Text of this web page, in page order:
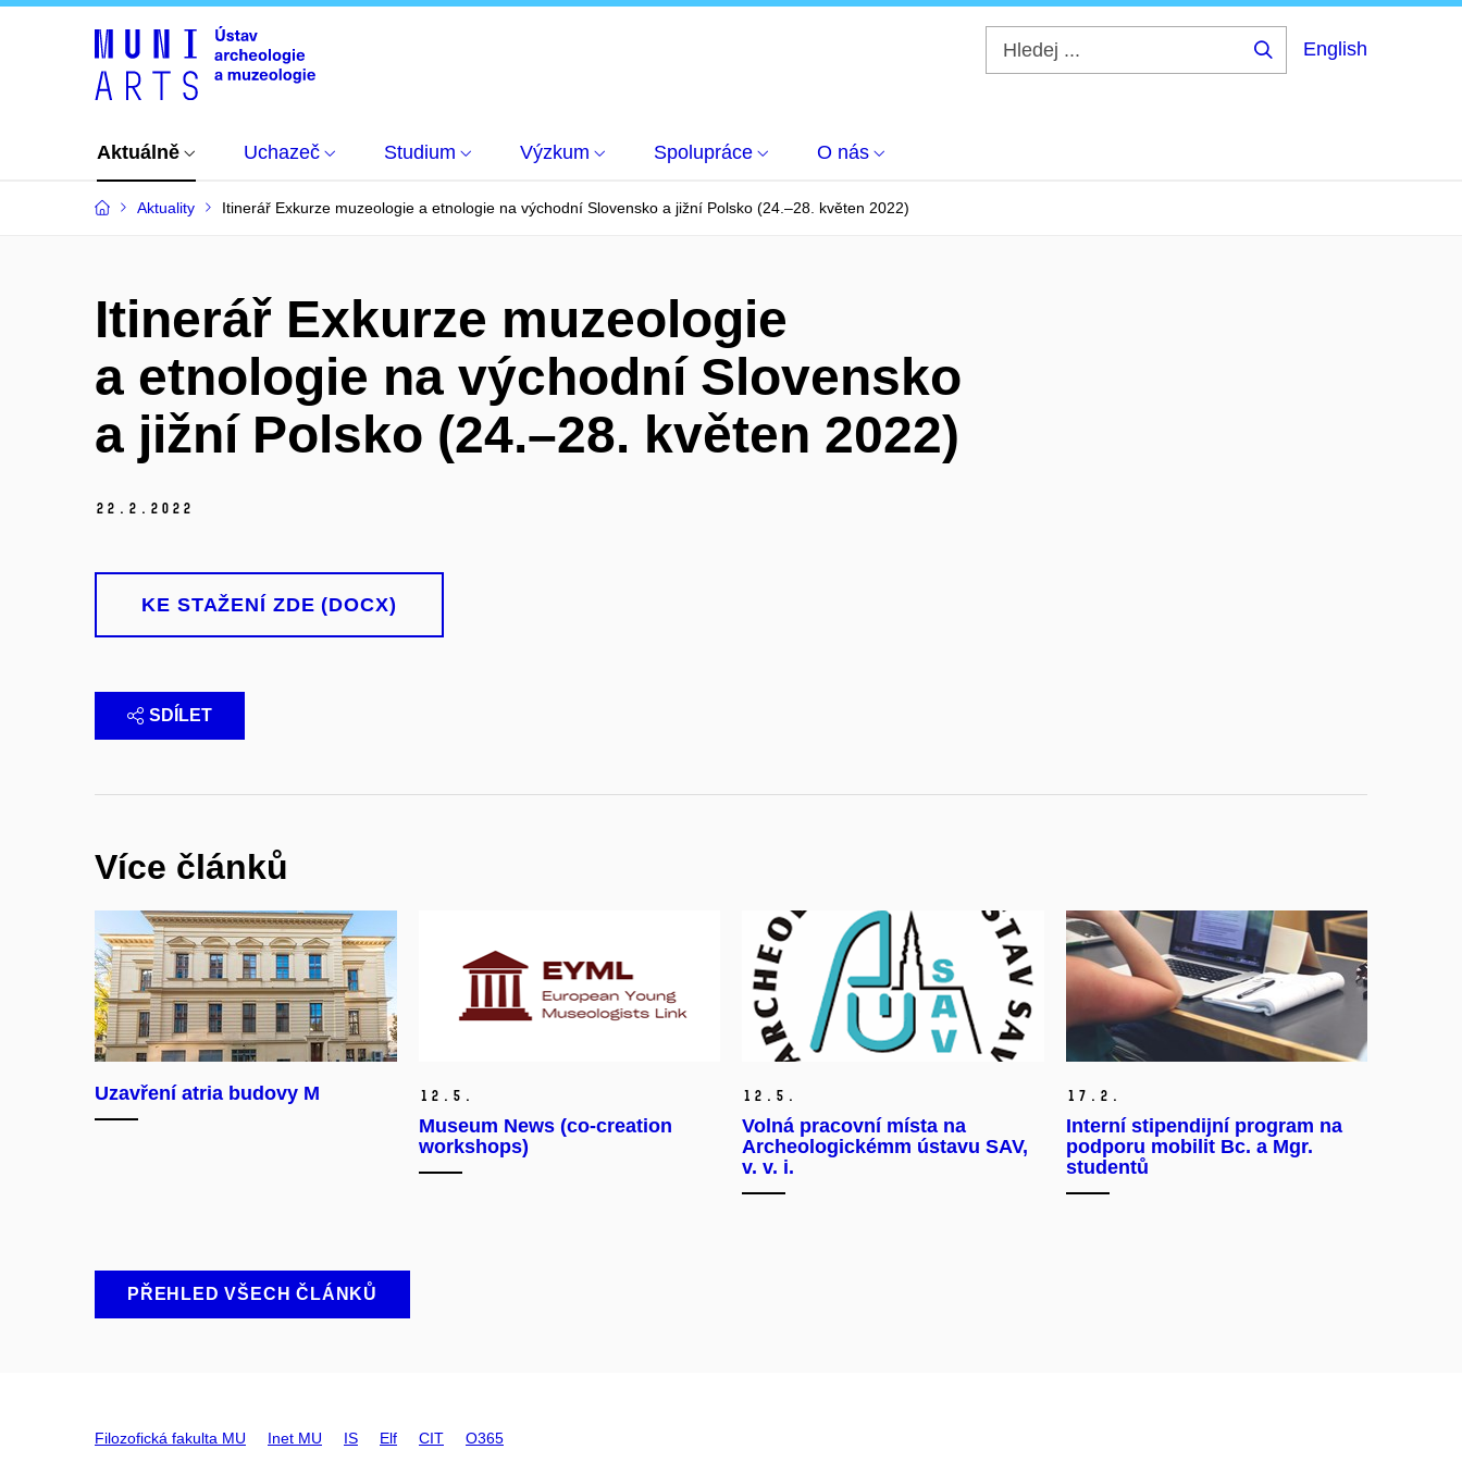
English
Aktuálně Uchazeč Studium Výzkum Spolupráce O nás
Aktuality Itinerář Exkurze muzeologie a etnologie na východní Slovensko a jižní Polsko (24.–28. květen 2022)
Itinerář Exkurze muzeologie
a etnologie na východní Slovensko
a jižní Polsko (24.–28. květen 2022)
22. 2. 2022
KE STAŽENÍ ZDE (DOCX)
SDÍLET
Více článků
Uzavření atria budovy M 12. 5.
Museum News (co-creation
workshops)
12. 5.
Volná pracovní místa na
Archeologickémm ústavu SAV,
v. v. i.
17. 2.
Interní stipendijní program na
podporu mobilit Bc. a Mgr.
studentů
PŘEHLED VŠECH ČLÁNKŮ
Filozofická fakulta MU Inet MU IS Elf CIT O365